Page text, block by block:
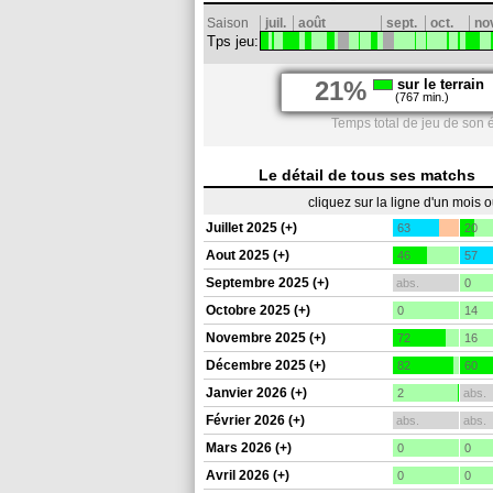
Saison juil. août sept. oct.
Tps jeu:
21% sur le terrain
(767 min.)
Temps total de jeu de son
Le détail de tous ses matchs
cliquez sur la ligne d'un mois
Juillet 2025 (+)
63 20
Aout 2025 (+) 46 57
Septembre 2025 (+) abs. 0
Octobre 2025 (+) 0 14
Novembre 2025 (+) 72 16
Décembre 2025 (+) 82 60
Janvier 2026 (+) 2 abs.
Février 2026 (+) abs. abs.
Mars 2026 (+) 0 0
Avril 2026 (+) 0 0